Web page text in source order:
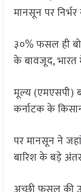
मानसून पर
३०% फसल ही
के बावजूद,
मूल्य (एमएसपी)
कर्नाटक के
पर मानसून ने
बारिश के बड़े